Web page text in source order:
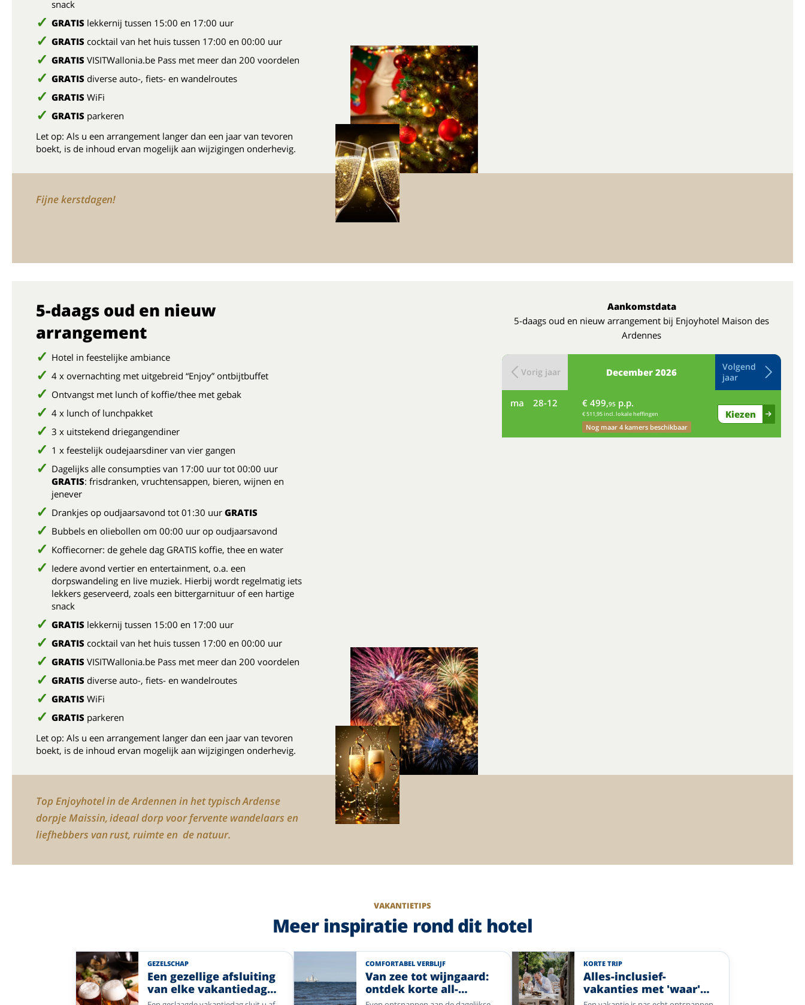
snack
GRATIS lekkernij tussen 15:00 en 17:00 uur
GRATIS cocktail van het huis tussen 17:00 en 00:00 uur
GRATIS VISITWallonia.be Pass met meer dan 200 voordelen
GRATIS diverse auto-, fiets- en wandelroutes
GRATIS WiFi
GRATIS parkeren
Let op: Als u een arrangement langer dan een jaar van tevoren
boekt, is de inhoud ervan mogelijk aan wijzigingen onderhevig.
Fijne kerstdagen!
5-daags oud en nieuw
arrangement
Hotel in feestelijke ambiance
4 x overnachting met uitgebreid “Enjoy” ontbijtbuffet
Ontvangst met lunch of koffie/thee met gebak
4 x lunch of lunchpakket
3 x uitstekend driegangendiner
1 x feestelijk oudejaarsdiner van vier gangen
Dagelijks alle consumpties van 17:00 uur tot 00:00 uur
GRATIS: frisdranken, vruchtensappen, bieren, wijnen en
jenever
Drankjes op oudjaarsavond tot 01:30 uur GRATIS
Bubbels en oliebollen om 00:00 uur op oudjaarsavond
Koffiecorner: de gehele dag GRATIS koffie, thee en water
Iedere avond vertier en entertainment, o.a. een
dorpswandeling en live muziek. Hierbij wordt regelmatig iets
lekkers geserveerd, zoals een bittergarnituur of een hartige
snack
GRATIS lekkernij tussen 15:00 en 17:00 uur
GRATIS cocktail van het huis tussen 17:00 en 00:00 uur
GRATIS VISITWallonia.be Pass met meer dan 200 voordelen
GRATIS diverse auto-, fiets- en wandelroutes
GRATIS WiFi
GRATIS parkeren
Let op: Als u een arrangement langer dan een jaar van tevoren
boekt, is de inhoud ervan mogelijk aan wijzigingen onderhevig.
Aankomstdata
5-daags oud en nieuw arrangement bij Enjoyhotel Maison des
Ardennes
December 2026
Vorig jaar
Volgend
jaar
ma 28-12 € 499,95 p.p.
€ 511,95 incl. lokale heffingen
Nog maar 4 kamers beschikbaar
Kiezen
Top Enjoyhotel in de Ardennen in het typisch Ardense
dorpje Maissin, ideaal dorp voor fervente wandelaars en
liefhebbers van rust, ruimte en de natuur.
VAKANTIETIPS
Meer inspiratie rond dit hotel
GEZELSCHAP
Een gezellige afsluiting
van elke vakantiedag
bij Enjoyhotels.
COMFORTABEL VERBLIJF
Van zee tot wijngaard:
ontdek korte all-
inclusive vakanties bij
KORTE TRIP
Alles-inclusief-
vakanties met 'waar'
voor uw geld. Daar